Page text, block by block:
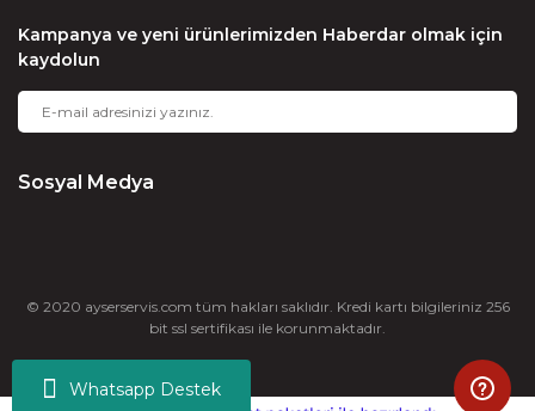
Whatsapp Destek
Kampanya ve yeni ürünlerimizden Haberdar olmak için
kaydolun
Sosyal Medya
© 2020 ayserservis.com tüm hakları saklıdır. Kredi kartı bilgileriniz 256
bit ssl sertifikası ile korunmaktadır.